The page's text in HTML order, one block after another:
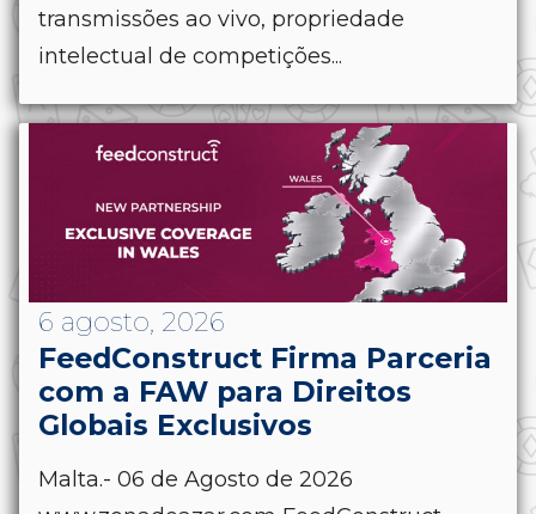
transmissões ao vivo, propriedade
intelectual de competições...
6 agosto, 2026
FeedConstruct Firma Parceria
com a FAW para Direitos
Globais Exclusivos
Malta.- 06 de Agosto de 2026